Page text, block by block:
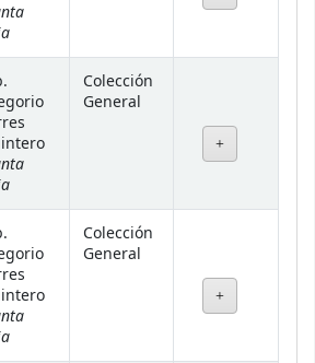
Colección
General
Colección
General